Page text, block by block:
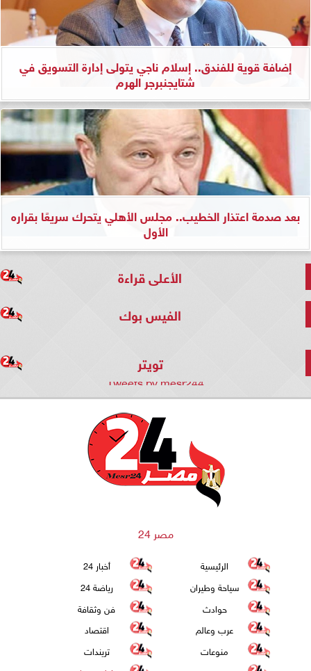
إضافة قوية للفندق.. إسلام ناجي يتولى إدارة التسويق في
شتايجنبرجر الهرم
بعد صدمة اعتذار الخطيب.. مجلس الأهلي يتحرك سريعًا بقراره
الأول
الأعلى قراءة
الفيس بوك
تويتر
Tweets by mesr244
مصر 24
الرئيسية
أخبار 24
سياحة وطيران
رياضة 24
حوادث
فن وثقافة
عرب وعالم
اقتصاد
منوعات
تريندات